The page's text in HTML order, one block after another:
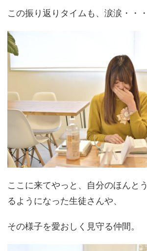
この振り返りタイムも、涙涙・・・
ここに来てやっと、自分のほんと
るようになった生徒さんや、
その様子を愛おしく見守る仲間。